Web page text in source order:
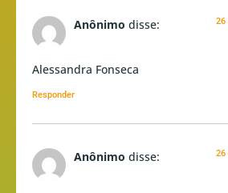
Anônimo disse: 26
Alessandra Fonseca
Responder
Anônimo disse: 26